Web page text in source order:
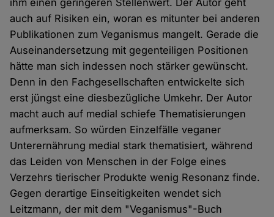
auch auf Risiken ein, woran es mitunter bei anderen
Publikationen zum Veganismus mangelt. Gerade die
Auseinandersetzung mit gegenteiligen Positionen
hätte man sich indessen noch stärker gewünscht.
Denn in den Fachgesellschaften entwickelte sich
erst jüngst eine diesbezügliche Umkehr. Der Autor
macht auch auf medial schiefe Thematisierungen
aufmerksam. So würden Einzelfälle veganer
Unterernährung medial stark thematisiert, während
das Leiden von Menschen in der Folge eines
Verzehrs tierischer Produkte wenig Resonanz finde.
Gegen derartige Einseitigkeiten wendet sich
Leitzmann, der mit dem "Veganismus"-Buch